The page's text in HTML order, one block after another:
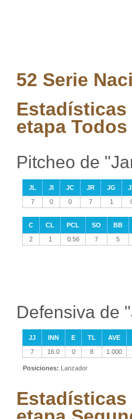
52 Serie
Estadísticas
etapa
Pitcheo de
JL JI JC JR JG
7
0 0 7 1
C CL PCL SO
BB
2
1 0.56 7 5
Defensiva de
JJ INN E TL
AVE
7
16.0 0 8 1.000
Posiciones: Lanzador
Estadísticas